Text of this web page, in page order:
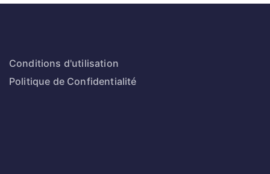
Conditions d'utilisation
Politique de Confidentialité